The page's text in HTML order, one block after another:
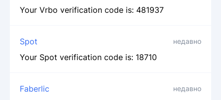
Your Vrbo verification code is: 481937
Spot недавно
Your Spot verification code is: 18710
Faberlic недавно